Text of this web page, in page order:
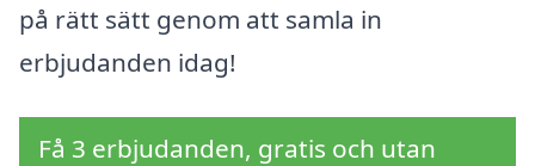
på rätt sätt genom att samla in
erbjudanden idag!
Få 3 erbjudanden, gratis och utan